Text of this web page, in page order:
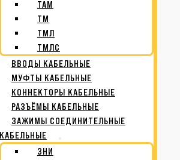
ТАМ
ТМ
ТМЛ
ТМЛС
ВВОДЫ КАБЕЛЬНЫЕ
МУФТЫ КАБЕЛЬНЫЕ
КОННЕКТОРЫ КАБЕЛЬНЫЕ
РАЗЪЁМЫ КАБЕЛЬНЫЕ
ЗАЖИМЫ СОЕДИНИТЕЛЬНЫЕ
КАБЕЛЬНЫЕ
ЗНИ